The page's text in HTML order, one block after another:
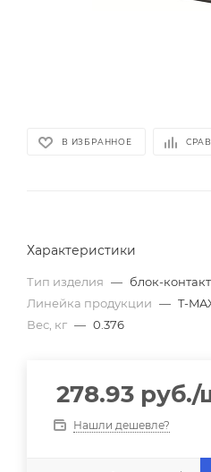
В ИЗБРАННОЕ
Характеристики
Тип изделия — блок-контакт
Линейка продукции — T-
Вес, кг — 0.376
278.93 руб./
Нашли дешевле?